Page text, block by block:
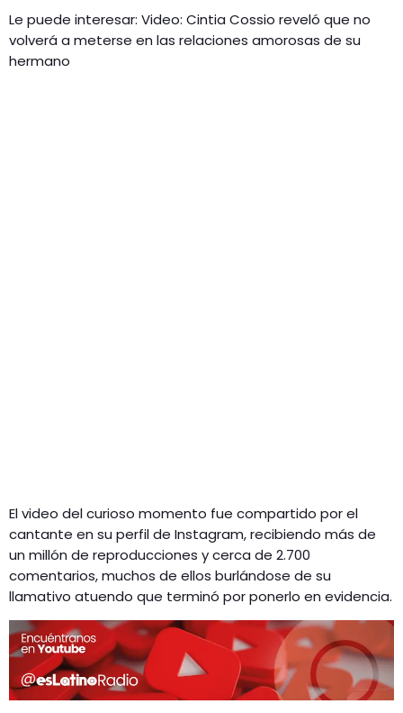
Le puede interesar: Video: Cintia Cossio reveló que no
volverá a meterse en las relaciones amorosas de su
hermano
El video del curioso momento fue compartido por el
cantante en su perfil de Instagram, recibiendo más de
un millón de reproducciones y cerca de 2.700
comentarios, muchos de ellos burlándose de su
llamativo atuendo que terminó por ponerlo en evidencia.